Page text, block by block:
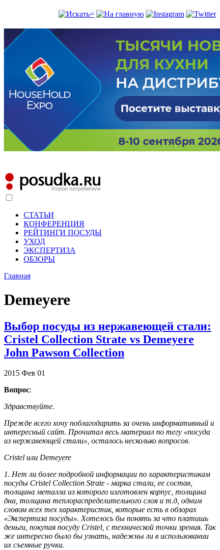
СТАТЬИ
КОНФЕРЕНЦИЯ
РЕЙТИНГИ ПОСУДЫ
УХОД
ЭКСПЕРТИЗА
ОБЗОРЫ
Главная
Demeyere
Выбор посуды из нержавеющей стали:
Сristel Collection Strate vs Demeyere
John Pawson Collection
2015 Фев 01
Вопрос:
Здравствуйте.
Прежде всего хочу поблагодарить за очень информативный и
интересный сайт. Прочитал весь материал по тегу «посуда
из нержавеющей стали», осталось несколько вопросов.
Сristel или Demeyere
1. Нет ли более подробной информации по характеристикам
посуды Сristel Collection Strate - марка стали, ее состав,
толщина металла из которого изготовлен корпус, толщина
дна, толщина теплораспределительного слоя и т.д, одним
словом всех тех характеристик, которые есть в обзорах
«Экспертиза посуды». Хотелось бы понять за что платишь
деньги, покупая посуду Сristel, с технической точки зрения. Так
же интересно было бы узнать, надежны ли в использовании
их съемные ручки.